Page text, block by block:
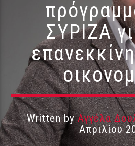
ΣΥΡΙΖΑ
Written byΑγγέλα
Απριλίου